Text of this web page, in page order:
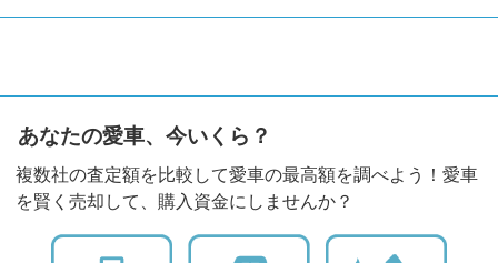
あなたの愛車、今いくら？
複数社の査定額を比較して愛車の最高額を調べよう！愛車
を賢く売却して、購入資金にしませんか？